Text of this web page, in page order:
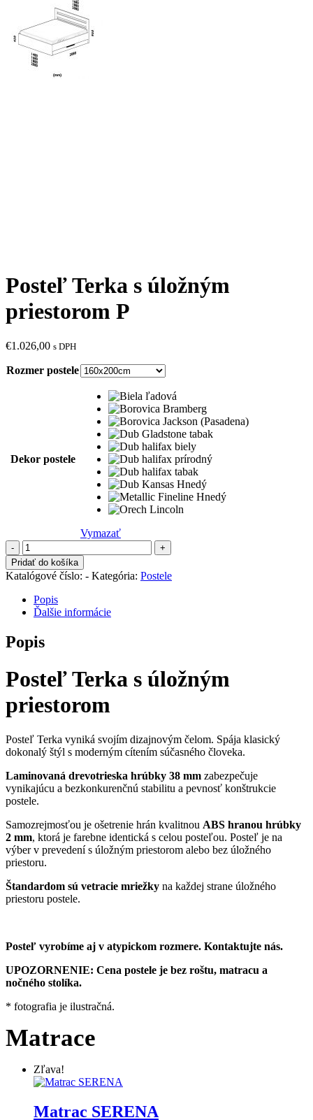
Posteľ Terka s úložným
priestorom P
€1.026,00 s DPH
Rozmer postele
Dekor postele
Vymazať
množstvo
Posteľ
Terka
s
úložným
priestorom
Pridať do košíka
Katalógové číslo: - Kategória: Postele
Popis
Ďalšie informácie
Popis
Posteľ Terka s úložným
priestorom
Posteľ Terka vyniká svojím dizajnovým čelom. Spája klasický
dokonalý štýl s moderným cítením súčasného človeka.
Laminovaná drevotrieska hrúbky 38 mm zabezpečuje
vynikajúcu a bezkonkurenčnú stabilitu a pevnosť konštrukcie
postele.
Samozrejmosťou je ošetrenie hrán kvalitnou ABS hranou hrúbky
2 mm, ktorá je farebne identická s celou posteľou. Posteľ je na
výber v prevedení s úložným priestorom alebo bez úložného
priestoru.
Štandardom sú vetracie mriežky na každej strane úložného
priestoru postele.
Posteľ vyrobíme aj v atypickom rozmere. Kontaktujte nás.
UPOZORNENIE: Cena postele je bez roštu, matracu a
nočného stolíka.
* fotografia je ilustračná.
Matrace
Zľava!
Matrac SERENA